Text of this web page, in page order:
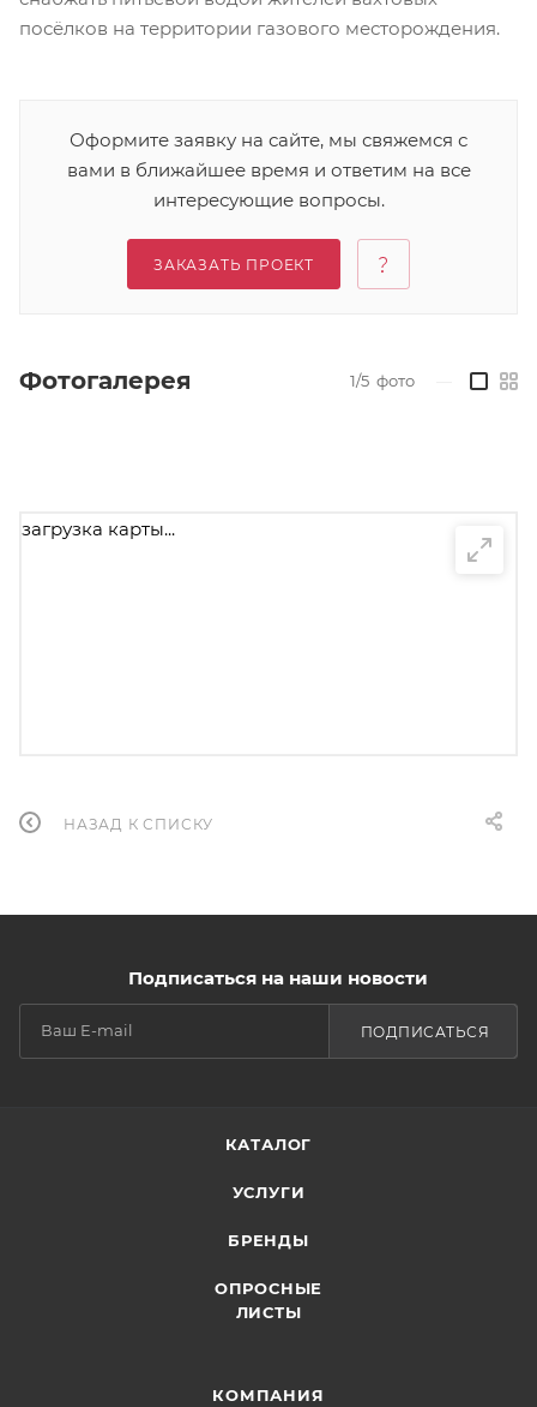
посёлков на территории газового месторождения.
Оформите заявку на сайте, мы свяжемся с
вами в ближайшее время и ответим на все
интересующие вопросы.
ЗАКАЗАТЬ ПРОЕКТ
Фотогалерея 1/5 фото
загрузка карты...
НАЗАД К СПИСКУ
Подписаться на наши новости
ПОДПИСАТЬСЯ
КАТАЛОГ
УСЛУГИ
БРЕНДЫ
ОПРОСНЫЕ
ЛИСТЫ
КОМПАНИЯ